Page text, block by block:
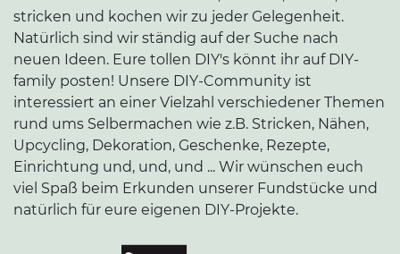
stricken und kochen wir zu jeder Gelegenheit.
Natürlich sind wir ständig auf der Suche nach
neuen Ideen. Eure tollen DIY's könnt ihr auf DIY-
family posten! Unsere DIY-Community ist
interessiert an einer Vielzahl verschiedener Themen
rund ums Selbermachen wie z.B. Stricken, Nähen,
Upcycling, Dekoration, Geschenke, Rezepte,
Einrichtung und, und, und ... Wir wünschen euch
viel Spaß beim Erkunden unserer Fundstücke und
natürlich für eure eigenen DIY-Projekte.